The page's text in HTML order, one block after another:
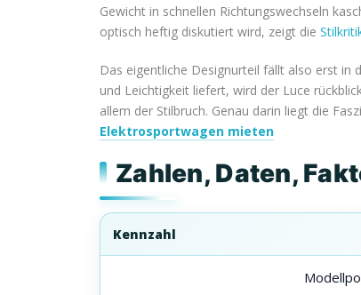
Gewicht in schnellen Richtungswechseln
optisch heftig diskutiert wird, zeigt die
Das eigentliche Designurteil fällt also erst in
und Leichtigkeit liefert, wird der Luce
allem der Stilbruch. Genau darin liegt die
Elektrosportwagen mieten
Zahlen, Daten,
Kennzahl